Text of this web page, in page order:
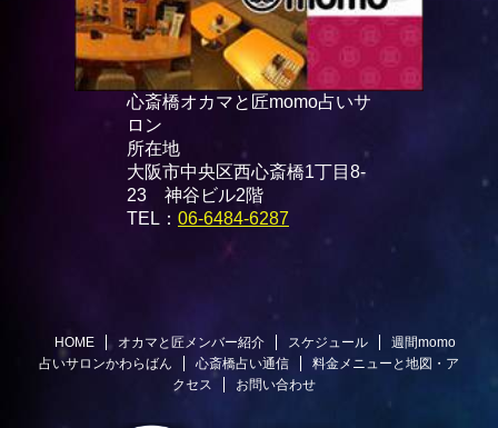
心斎橋オカマと匠momo占いサ
ロン
所在地
大阪市中央区西心斎橋1丁目8-
23 神谷ビル2階
TEL： 06-6484-6287
HOME オカマと匠メンバー紹介 スケジュール
週間momo
占いサロンかわらばん
心斎橋占い通信
料金メニューと地図・ア
クセス
お問い合わせ